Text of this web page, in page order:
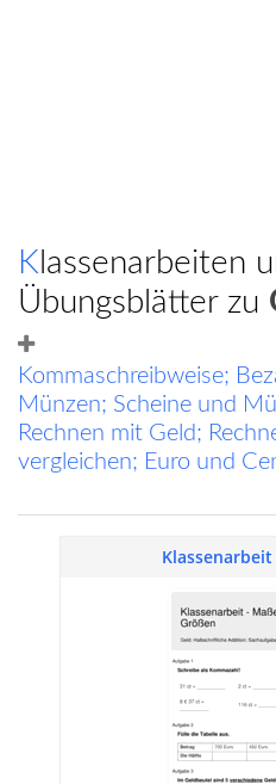
Klassenarbeiten und
Übungsblätter zu
Kommaschreibweise;
Münzen; Scheine und
Rechnen mit Geld;
vergleichen; Euro und
Klassenarbeit